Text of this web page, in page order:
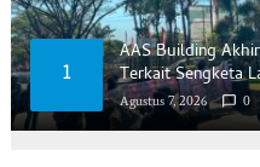
1
AAS Building
Terkait Sengketa
Ca’di
Agustus 7, 2026 0